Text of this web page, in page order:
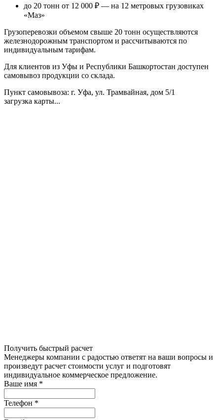
до 20 тонн от 12 000 ₽ — на 12 метровых грузовиках
«Маз»
Грузоперевозки объемом свыше 20 тонн осуществляются
железнодорожным транспортом и рассчитываются по
индивидуальным тарифам.
Для клиентов из Уфы и Республики Башкортостан доступен
самовывоз продукции со склада.
Пункт самовывоза: г. Уфа, ул. Трамвайная, дом 5/1
загрузка карты...
Получить быстрый расчет
Менеджеры компании с радостью ответят на ваши вопросы и
произведут расчет стоимости услуг и подготовят
индивидуальное коммерческое предложение.
Ваше имя *
Телефон *